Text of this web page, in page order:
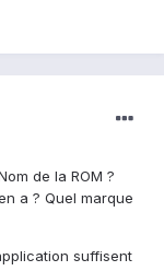
de la ROM ?
a ? Quel marque
suffisent